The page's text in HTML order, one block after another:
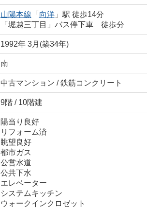
山陽本線 「 向洋」駅 徒歩14分
「堀越三丁目」バス停下車 徒歩分
1992年 3月(築34年)
南
中古マンション / 鉄筋コンクリート
9階 / 10階建
陽当り良好
リフォーム済
眺望良好
都市ガス
公営水道
公共下水
エレベーター
システムキッチン
ウォークインクロゼット